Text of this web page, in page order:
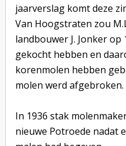
jaarverslag komt deze
Van Hoogstraten zou
landbouwer J. Jonker
gekocht hebben en
korenmolen hebben
molen werd afgebroken.
In 1936 stak
nieuwe Potroede nadat